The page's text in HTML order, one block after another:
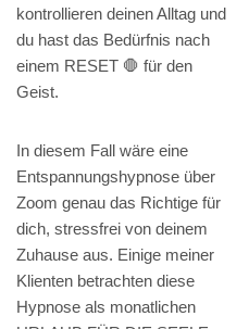
kontrollieren deinen Alltag und
du hast das Bedürfnis nach
einem RESET 🛑 für den
Geist.
In diesem Fall wäre eine
Entspannungshypnose über
Zoom genau das Richtige für
dich, stressfrei von deinem
Zuhause aus. Einige meiner
Klienten betrachten diese
Hypnose als monatlichen